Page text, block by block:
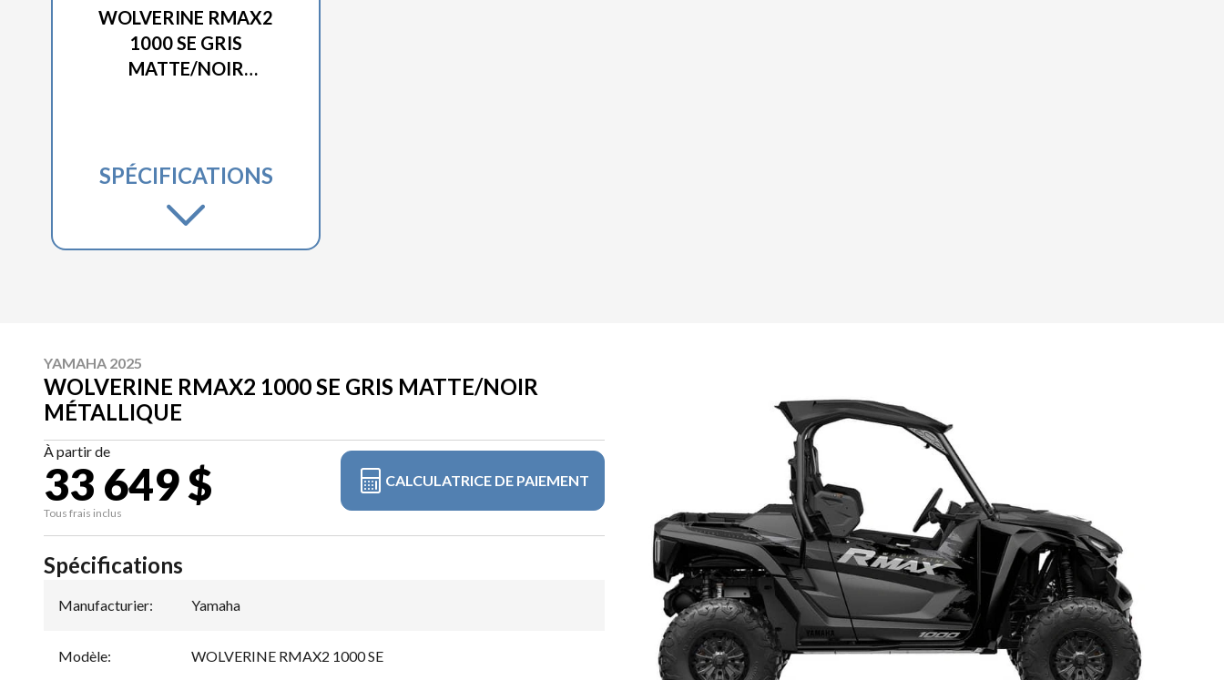
WOLVERINE RMAX2
1000 SE GRIS
MATTE/NOIR
SPÉCIFICATIONS
YAMAHA 2025
WOLVERINE RMAX2 1000 SE GRIS MATTE/NOIR
MÉTALLIQUE
À partir de
33 649 $
Tous frais inclus
CALCULATRICE DE PAIEMENT
Spécifications
Manufacturier: Yamaha
Modèle: WOLVERINE RMAX2 1000 SE